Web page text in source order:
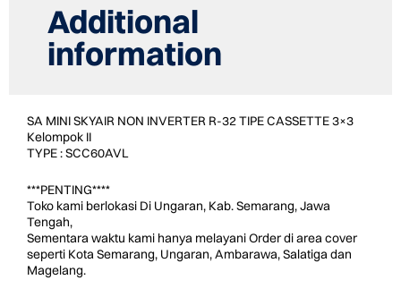
Additional
information
SA MINI SKYAIR NON INVERTER R-32 TIPE CASSETTE 3×3
Kelompok II
TYPE : SCC60AVL
***PENTING****
Toko kami berlokasi Di Ungaran, Kab. Semarang, Jawa
Tengah,
Sementara waktu kami hanya melayani Order di area cover
seperti Kota Semarang, Ungaran, Ambarawa, Salatiga dan
Magelang.